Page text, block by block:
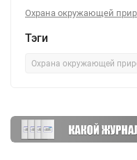
Охрана окружающей
Тэги
Охрана окружающей